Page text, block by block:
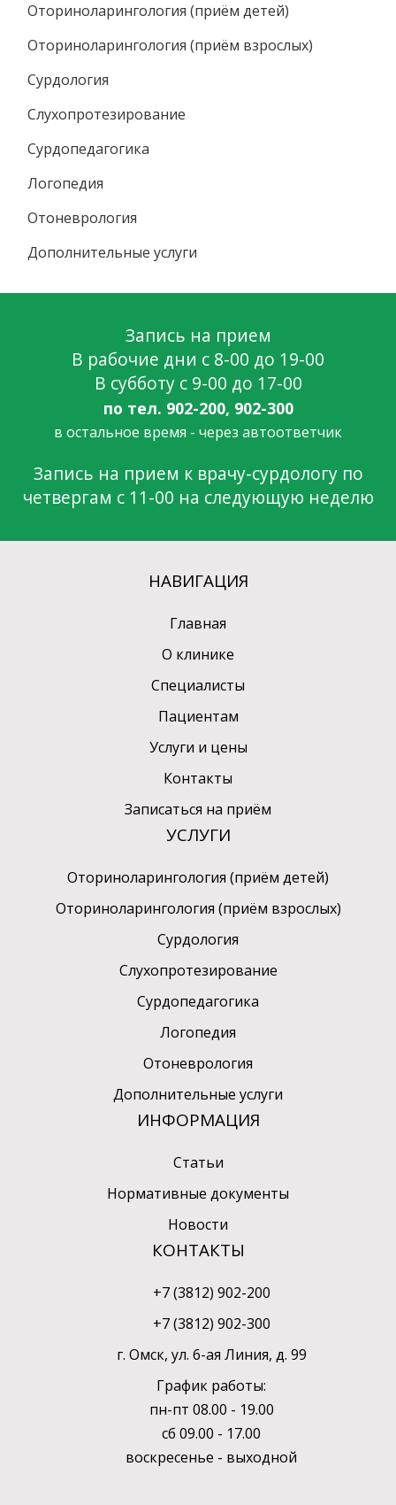
Оториноларингология (приём детей)
Оториноларингология (приём взрослых)
Сурдология
Слухопротезирование
Сурдопедагогика
Логопедия
Отоневрология
Дополнительные услуги
Запись на прием
В рабочие дни c 8-00 до 19-00
В субботу c 9-00 до 17-00
по тел. 902-200, 902-300
в остальное время - через автоответчик
Запись на прием к врачу-сурдологу по
четвергам с 11-00 на следующую неделю
НАВИГАЦИЯ
Главная
О клинике
Cпециалисты
Пациентам
Услуги и цены
Контакты
Записаться на приём
УСЛУГИ
Оториноларингология (приём детей)
Оториноларингология (приём взрослых)
Сурдология
Слухопротезирование
Сурдопедагогика
Логопедия
Отоневрология
Дополнительные услуги
ИНФОРМАЦИЯ
Статьи
Нормативные документы
Новости
КОНТАКТЫ
+7 (3812) 902-200
+7 (3812) 902-300
г. Омск, ул. 6-ая Линия, д. 99
График работы:
пн-пт 08.00 - 19.00
сб 09.00 - 17.00
воскресенье - выходной